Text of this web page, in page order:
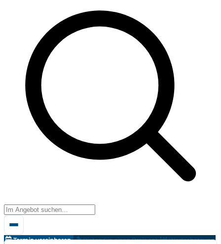
Termin vereinbaren Bieten Sie einen Preis an!
Wertschätzung